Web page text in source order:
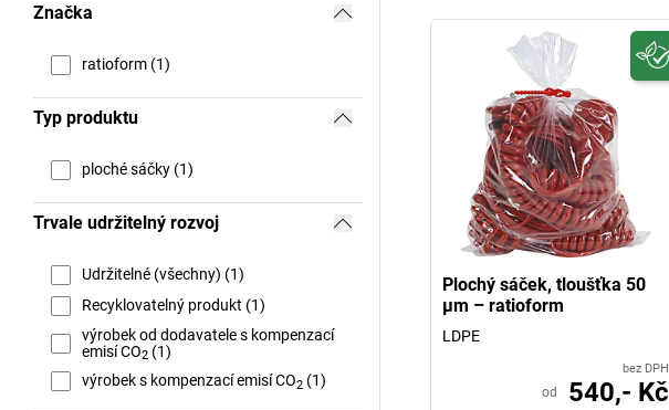
Značka
ratioform (1)
Typ produktu
ploché sáčky (1)
Trvale udržitelný rozvoj
Udržitelné (všechny) (1)
Recyklovatelný produkt (1)
výrobek od dodavatele s kompenzací
emisí CO2 (1)
výrobek s kompenzací emisí CO2 (1)
Plochý sáček, tloušťka 50
µm – ratioform
LDPE
bez DPH
od 540,- Kč